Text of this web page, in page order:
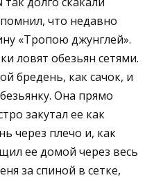
что недавно
«Тропою джунглей».
ловят обезьян сетями.
бредень, как сачок, и
Она прямо
закутал ее как
через плечо и, как
ее домой через весь
за спиной в сетке,